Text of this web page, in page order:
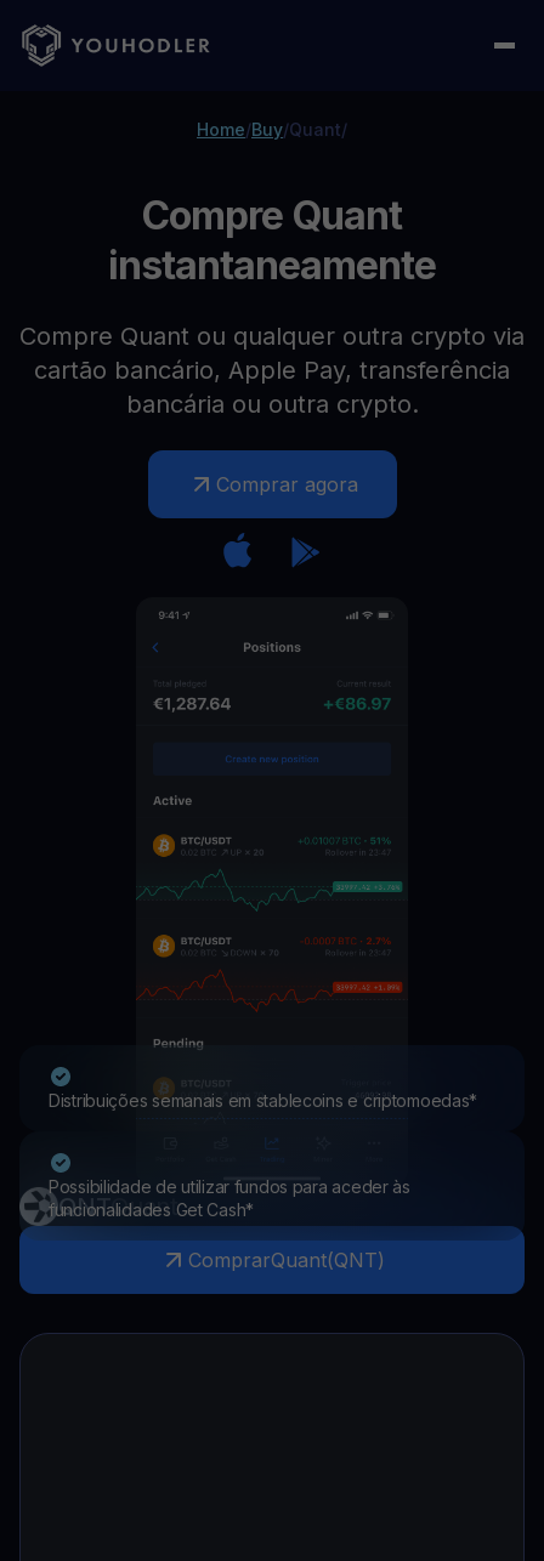
Home/Buy/Quant/
Compre Quant
instantaneamente
Compre Quant ou qualquer outra crypto via
cartão bancário, Apple Pay, transferência
bancária ou outra crypto.
Comprar agora
Distribuições semanais em stablecoins e criptomoedas*
Possibilidade de utilizar fundos para aceder às
funcionalidades Get Cash*
QNTQuant
ComprarQuant(QNT)